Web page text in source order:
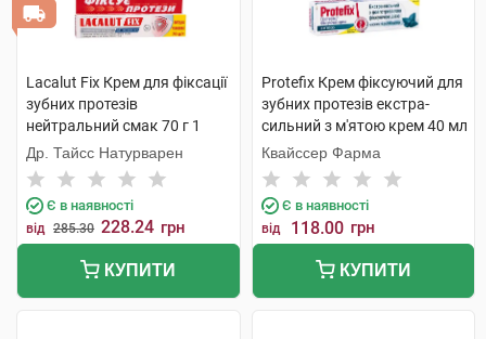
Lacalut Fix Крем для фіксації
зубних протезів
нейтральний смак 70 г 1
туба
Др. Тайсс Натурварен
Є в наявності
від 285.30 228.24 грн
КУПИТИ
Protefix Крем фіксуючий для
зубних протезів екстра-
сильний з м'ятою крем 40 мл
1 туба
Квайссер Фарма
Є в наявності
від 118.00 грн
КУПИТИ